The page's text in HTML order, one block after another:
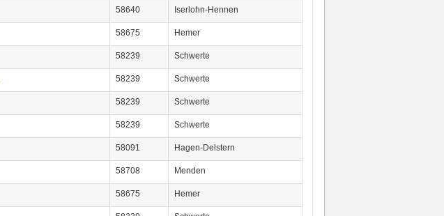
58640 Iserlohn-Hennen
58675 Hemer
58239 Schwerte
58239 Schwerte
58239 Schwerte
58239 Schwerte
58091 Hagen-Delstern
58708 Menden
58675 Hemer